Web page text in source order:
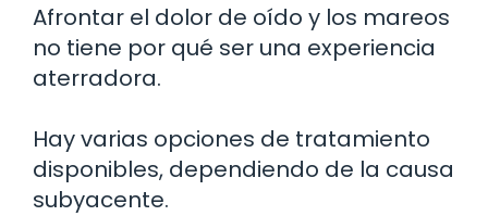
Afrontar el dolor de oído y los mareos
no tiene por qué ser una experiencia
aterradora.
Hay varias opciones de tratamiento
disponibles, dependiendo de la causa
subyacente.